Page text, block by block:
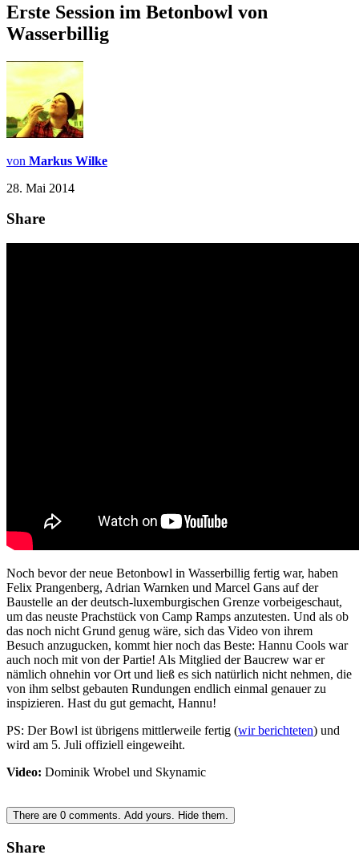
Erste Session im Betonbowl von
Wasserbillig
von Markus Wilke
28. Mai 2014
Share
Noch bevor der neue Betonbowl in Wasserbillig fertig war, haben
Felix Prangenberg, Adrian Warnken und Marcel Gans auf der
Baustelle an der deutsch-luxemburgischen Grenze vorbeigeschaut,
um das neuste Prachstück von Camp Ramps anzutesten. Und als ob
das noch nicht Grund genug wäre, sich das Video von ihrem
Besuch anzugucken, kommt hier noch das Beste: Hannu Cools war
auch noch mit von der Partie! Als Mitglied der Baucrew war er
nämlich ohnehin vor Ort und ließ es sich natürlich nicht nehmen, die
von ihm selbst gebauten Rundungen endlich einmal genauer zu
inspizieren. Hast du gut gemacht, Hannu!
PS: Der Bowl ist übrigens mittlerweile fertig (wir berichteten) und
wird am 5. Juli offiziell eingeweiht.
Video: Dominik Wrobel und Skynamic
There are 0 comments. Add yours. Hide them.
Share